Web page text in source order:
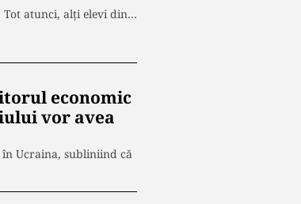
Tot atunci, alți elevi din…
economic
vor avea
în Ucraina, subliniind că